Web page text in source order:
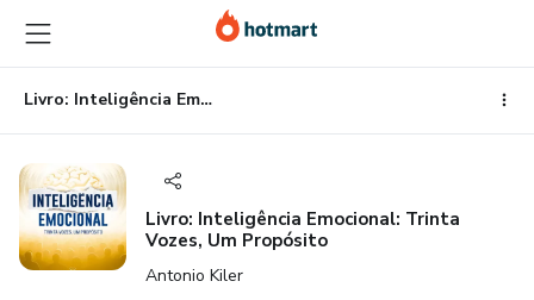
para
o
conteúdo
principal
para
o
pagamento
para
o
rodapé
Livro: Inteligência Emocional: Trinta Vozes, Um Propósito
Livro: Inteligência Emocional: Trinta
Vozes, Um Propósito
Antonio Kiler